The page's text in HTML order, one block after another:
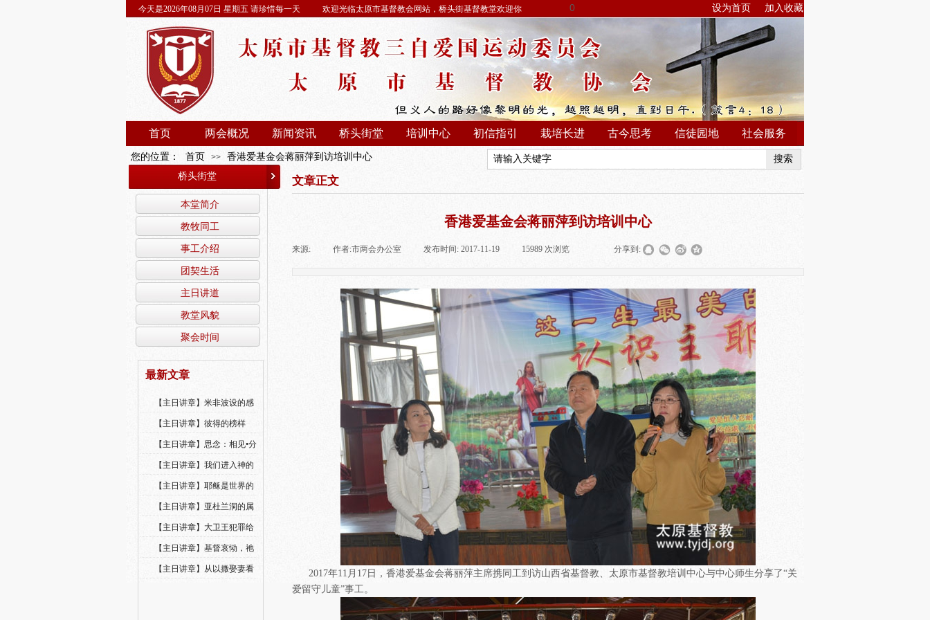
您的位置：
设为首页 加入收藏
0
欢迎光临太原市基督教会网站，桥头街基督教堂欢迎你
今天是2026年08月07日 星期五 请珍惜每一天
首页 两会概况 新闻资讯 桥头街堂 培训中心 初信指引 栽培长进 古今思考 信徒园地 社会服务
搜索
首页 >> 香港爱基金会蒋丽萍到访培训中心
桥头街堂 文章正文
本堂简介
教牧同工
事工介绍
团契生活
主日讲道
教堂风貌
聚会时间
香港爱基金会蒋丽萍到访培训中心
来源: 作者:市两会办公室 发布时间: 2017-11-19 15989 次浏览 分享到:
2017年11月17日，香港爱基金会蒋丽萍主席携同工到访山西省基督教、太原市基督教培训中心与中心师生分享了“关
爱留守儿童”事工。
最新文章
【主日讲章】米非波设的感
恩--乔燕永老师
【主日讲章】彼得的榜样
【主日讲章】思念：相见•分
享•同得安慰
【主日讲章】我们进入神的
国，必须经历许多艰难
【主日讲章】耶稣是世界的
光【主日讲章】亚杜兰洞的属
灵操练
【主日讲章】大卫王犯罪给
我们的警戒
【主日讲章】基督哀恸，祂
哭了
【主日讲章】从以撒娶妻看